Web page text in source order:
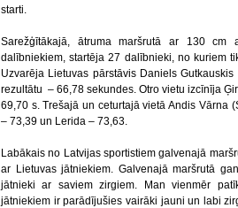
starti.
Sarežģītākajā, ātruma maršrutā ar 130 cm
dalībniekiem, startēja 27 dalībnieki, no kuriem
Uzvarēja Lietuvas pārstāvis Daniels Gutkauskis
rezultātu – 66,78 sekundes. Otro vietu izcīnīja
69,70 s. Trešajā un ceturtajā vietā Andis Vārna
– 73,39 un Lerida – 73,63.
Labākais no Latvijas sportistiem galvenajā
ar Lietuvas jātniekiem. Galvenajā maršrutā
jātnieki ar saviem zirgiem. Man vienmēr
jātniekiem ir parādījušies vairāki jauni un labi